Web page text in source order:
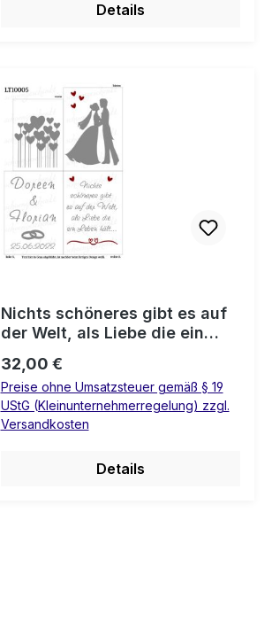
Details
Nichts schöneres gibt es auf
der Welt, als Liebe die ein
Hochzeit
Regulärer Preis:
32,00 €
Preise ohne Umsatzsteuer gemäß § 19
UStG (Kleinunternehmerregelung) zzgl.
Versandkosten
Details